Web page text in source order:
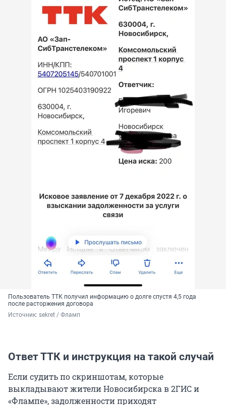
Пользователь ТТК получил информацию о долге спустя 4,5 года
после расторжения договора
Источник: sekret / Фламп
Ответ ТТК и инструкция на такой случай
Если судить по скриншотам, которые
выкладывают жители Новосибирска в 2ГИС и
«Флампе», задолженности приходят